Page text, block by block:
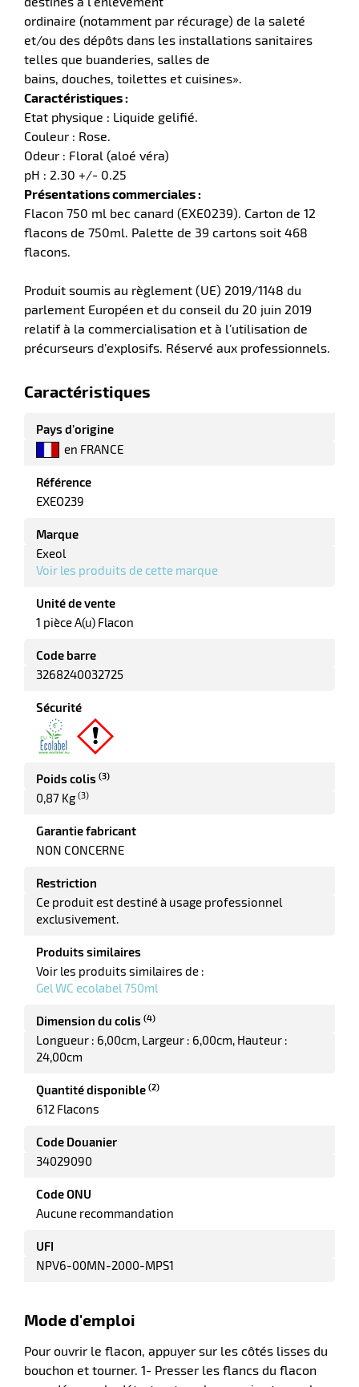
ordinaire (notamment par récurage) de la saleté
et/ou des dépôts dans les installations sanitaires
telles que buanderies, salles de
bains, douches, toilettes et cuisines».
Caractéristiques :
Etat physique : Liquide gelifié.
Couleur : Rose.
Odeur : Floral (aloé véra)
pH : 2.30 +/- 0.25
Présentations commerciales :
Flacon 750 ml bec canard (EXE0239). Carton de 12
flacons de 750ml. Palette de 39 cartons soit 468
flacons.
Produit soumis au règlement (UE) 2019/1148 du
parlement Européen et du conseil du 20 juin 2019
relatif à la commercialisation et à l’utilisation de
précurseurs d’explosifs. Réservé aux professionnels.
Caractéristiques
Pays d’origine
en FRANCE
Référence
EXEO239
Marque
Exeol
Voir les produits de cette marque
Unité de vente
1 pièce A(u) Flacon
Code barre
3268240032725
Sécurité
Poids colis (3)
0,87 Kg (3)
Garantie fabricant
NON CONCERNE
Restriction
Ce produit est destiné à usage professionnel
exclusivement.
Produits similaires
Voir les produits similaires de :
Gel WC ecolabel 750ml
Dimension du colis (4)
Longueur : 6,00cm Largeur : 6,00cm Hauteur :
24,00cm
Quantité disponible (2)
612 Flacons
Code Douanier
34029090
Code ONU
Aucune recommandation
UFI
NPV6-00MN-2000-MPS1
Mode d'emploi
Pour ouvrir le flacon, appuyer sur les côtés lisses du
bouchon et tourner. 1- Presser les flancs du flacon